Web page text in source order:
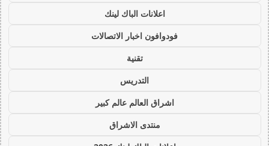
اعلانات الباك لينك
فودوافون اخبار الاتصالات
تقنية
التدريس
اشراق العالم عالم كبير
منتدى الاشراق